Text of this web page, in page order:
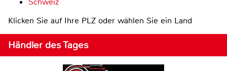
Klicken Sie auf Ihre PLZ oder wählen Sie ein Land
Händler des Tages